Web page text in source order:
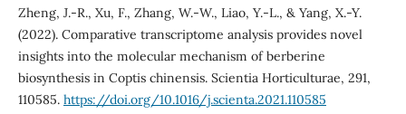
Zheng, J.-R., Xu, F., Zhang, W.-W., Liao, Y.-L., & Yang, X.-Y.
(2022). Comparative transcriptome analysis provides novel
insights into the molecular mechanism of berberine
biosynthesis in Coptis chinensis. Scientia Horticulturae, 291,
110585. https://doi.org/10.1016/j.scienta.2021.110585